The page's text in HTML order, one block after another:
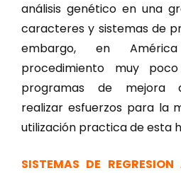
análisis genético en una
caracteres y sistemas de
embargo, en
procedimiento muy
programas de mejora
realizar esfuerzos para la
utilización practica de esta
SISTEMAS DE